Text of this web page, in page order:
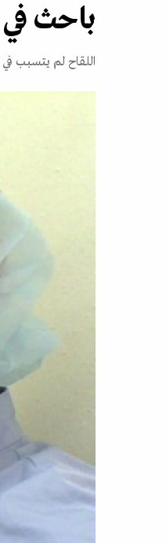
باحث في
اللقاح لم يتسبب